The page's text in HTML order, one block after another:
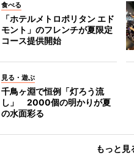
食べる
「ホテルメトロポリタン エド
モント」のフレンチが夏限定
コース提供開始
見る・遊ぶ
千鳥ヶ淵で恒例「灯ろう流
し」 2000個の明かりが夏
の水面彩る
もっと見